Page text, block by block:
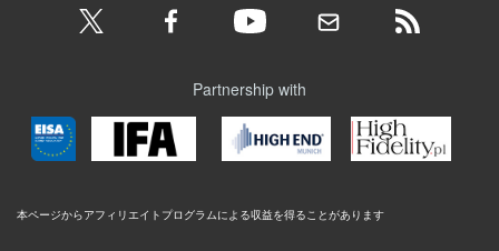
Partnership with
本ページからアフィリエイトプログラムによる収益を得ることがあります